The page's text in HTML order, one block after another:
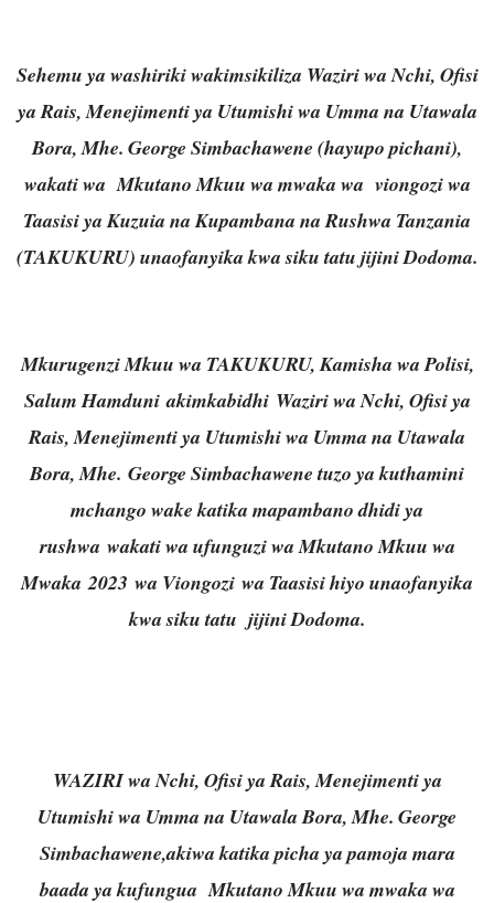
Sehemu ya washiriki wakimsikiliza Waziriwa Nchi, Ofisi
ya Rais, Menejimenti ya Utumishi wa Umma na Utawala
Bora, Mhe. George Simbachawene (hayupo pichani),
wakati wa Mkutano Mkuu wa mwaka wa viongozi wa
Taasisi ya Kuzuia na Kupambana na Rushwa Tanzania
(TAKUKURU) unaofanyika kwa siku tatu jijini Dodoma.
Mkurugenzi Mkuu wa TAKUKURU, Kamisha wa Polisi,
Salum Hamduniakimkabidhi Waziri wa Nchi, Ofisi ya
Rais, Menejimenti ya Utumishi wa Umma na Utawala
Bora, Mhe. George Simbachawene tuzo ya kuthamini
mchango wake katika mapambano dhidi ya
rushwa wakati wa ufunguzi wa Mkutano Mkuu wa
Mwaka2023 wa Viongozi wa Taasisi hiyo unaofanyika
kwa siku tatu jijini Dodoma.
WAZIRIwa Nchi, Ofisi ya Rais, Menejimenti ya
Utumishi wa Umma na Utawala Bora, Mhe. George
Simbachawene,akiwa katika picha ya pamoja mara
baada ya kufungua Mkutano Mkuu wa mwaka wa